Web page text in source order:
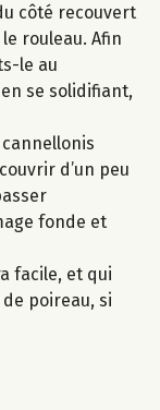
côté recouvert
rouleau. Afin
le au
se solidifiant,
d’un peu
fonde et
facile, et qui
poireau, si